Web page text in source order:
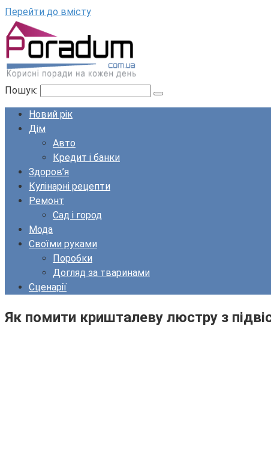
Перейти до вмісту
Пошук:
Новий рік
Дім
Авто
Кредит і банки
Здоров’я
Кулінарні рецепти
Ремонт
Сад і город
Мода
Своїми руками
Поробки
Догляд за тваринами
Сценарії
Як помити кришталеву люстру з